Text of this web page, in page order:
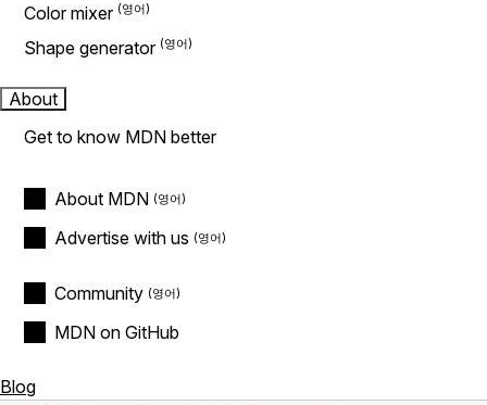
Color mixer
Shape generator
About
Get to know MDN better
About MDN
Advertise with us
Community
MDN on GitHub
Blog